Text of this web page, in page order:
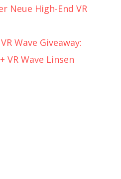
Neue High-End VR
VR Wave Giveaway:
VR Wave Linsen